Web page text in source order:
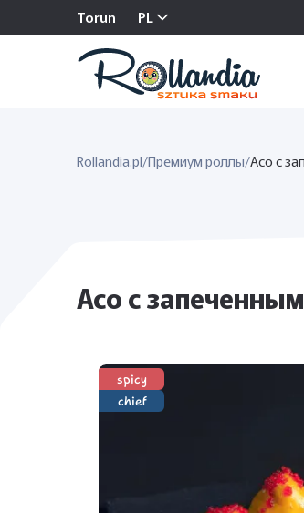
Torun PL
Rollandia.pl/Премиум роллы/Асо с
Асо с
spicy
chief